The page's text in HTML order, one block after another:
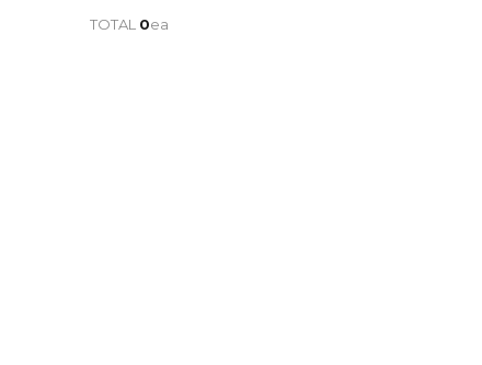
TOTAL 0ea